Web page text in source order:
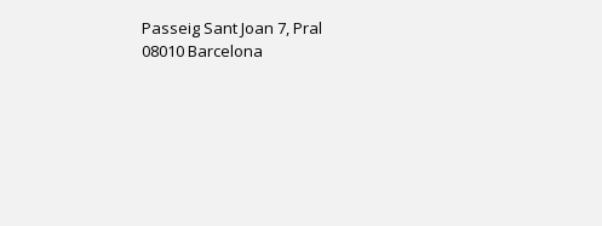
Passeig Sant Joan 7, Pral
08010 Barcelona